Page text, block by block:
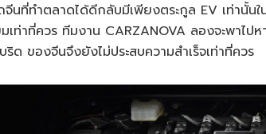
นที่ทำตลาดได้ดีกลับมีเพียงตระกูล EV เท่านั้น
ท่าที่ควร ทีมงาน CARZANOVA ลองจะพาไปห
ด ของจีนจึงยังไม่ประสบความสำเร็จเท่าที่ควร